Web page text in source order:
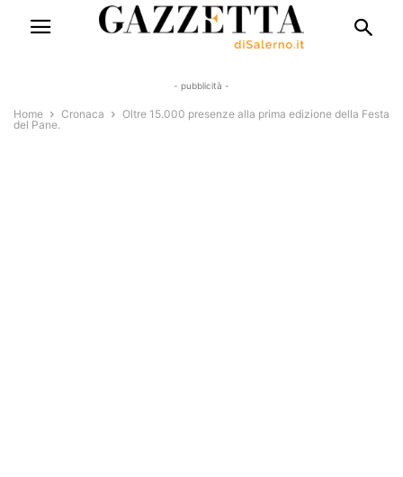
- pubblicità -
Home Cronaca
Oltre 15.000 presenze alla prima edizione della Festa
del Pane.